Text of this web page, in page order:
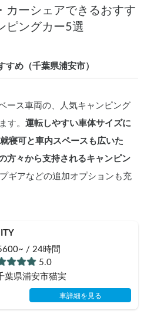
カーシェアできるおすす
ピングカー5選
め（千葉県浦安市）
ース車両の、人気キャンピング
す。 運転しやすい車体サイズに
寝可と車内スペースも広いた
方々から支持されるキャンピン
ギアなどの追加オプションも充
/ 24時間
5.0
葉県浦安市猫実
車詳細を見る